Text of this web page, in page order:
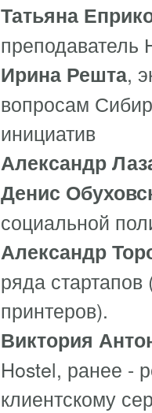
Татьяна
Ирина Решта,
вопросам
инициатив
Александр
Денис
социальной
Александр
ряда
принтеров).
Виктория
Hostel, ранее -
клиентскому